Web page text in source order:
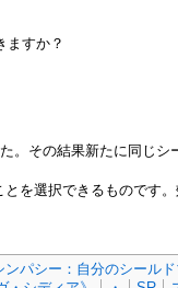
ますか？
。その結果新たに同じシ
を選択できるものです
ンパシー：自分のシール